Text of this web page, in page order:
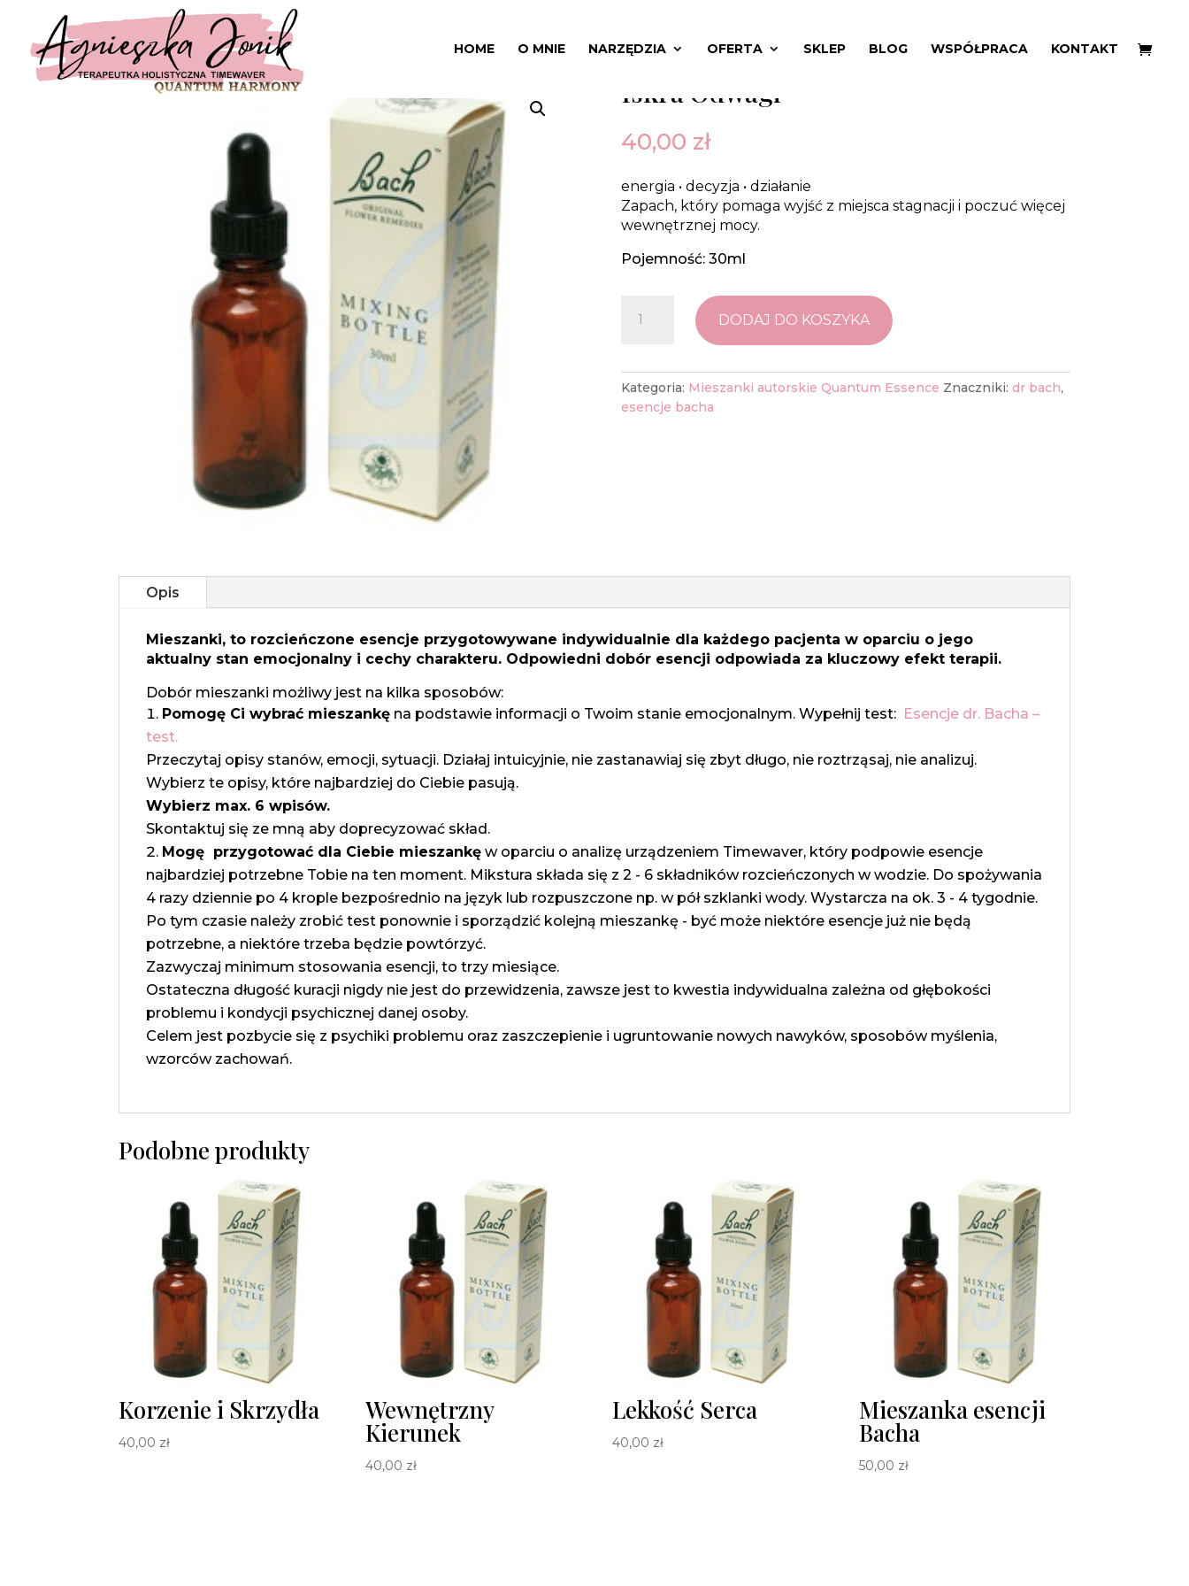
HOME O MNIE NARZĘDZIA OFERTA SKLEP BLOG WSPÓŁPRACA KONTAKT
Home/ Naturalne wsparcie Olejki i aromaterapia/Mieszanki autorskie Quantum Essence / Iskra Odwagi
Iskra Odwagi
40,00 zł
energia • decyzja • działanie
Zapach, który pomaga wyjść z miejsca stagnacji i poczuć więcej
wewnętrznej mocy.
Pojemność: 30ml
Iskra
DODAJ DO KOSZYKA
Kategoria: Mieszanki autorskie Quantum Essence Znaczniki: dr bach,
esencje bacha
Opis
Mieszanki, to rozcieńczone esencje przygotowywane indywidualnie dla każdego pacjenta w oparciu o jego
aktualny stan emocjonalny i cechy charakteru. Odpowiedni dobór esencji odpowiada za kluczowy efekt terapii.
Dobór mieszanki możliwy jest na kilka sposobów:
Pomogę Ci wybrać mieszankę na podstawie informacji o Twoim stanie emocjonalnym. Wypełnij test: Esencje dr. Bacha –
test.
Przeczytaj opisy stanów, emocji, sytuacji. Działaj intuicyjnie, nie zastanawiaj się zbyt długo, nie roztrząsaj, nie analizuj.
Wybierz te opisy, które najbardziej do Ciebie pasują.
Wybierz max. 6 wpisów.
Skontaktuj się ze mną aby doprecyzować skład.
Mogę przygotować dla Ciebie mieszankę w oparciu o analizę urządzeniem Timewaver, który podpowie esencje
najbardziej potrzebne Tobie na ten moment. Mikstura składa się z 2 - 6 składników rozcieńczonych w wodzie. Do spożywania
4 razy dziennie po 4 krople bezpośrednio na język lub rozpuszczone np. w pół szklanki wody. Wystarcza na ok. 3 - 4 tygodnie.
Po tym czasie należy zrobić test ponownie i sporządzić kolejną mieszankę - być może niektóre esencje już nie będą
potrzebne, a niektóre trzeba będzie powtórzyć.
Zazwyczaj minimum stosowania esencji, to trzy miesiące.
Ostateczna długość kuracji nigdy nie jest do przewidzenia, zawsze jest to kwestia indywidualna zależna od głębokości
problemu i kondycji psychicznej danej osoby.
Celem jest pozbycie się z psychiki problemu oraz zaszczepienie i ugruntowanie nowych nawyków, sposobów myślenia,
wzorców zachowań.
Podobne produkty
Korzenie i Skrzydła
40,00 zł
Wewnętrzny
Kierunek
40,00 zł
Lekkość Serca
40,00 zł
Mieszanka esencji
Bacha
50,00 zł